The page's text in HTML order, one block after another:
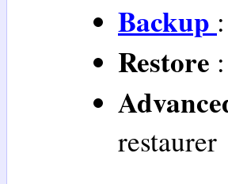
Backup
Restore
restaurer